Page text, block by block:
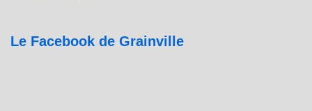
Le Facebook de Grainville